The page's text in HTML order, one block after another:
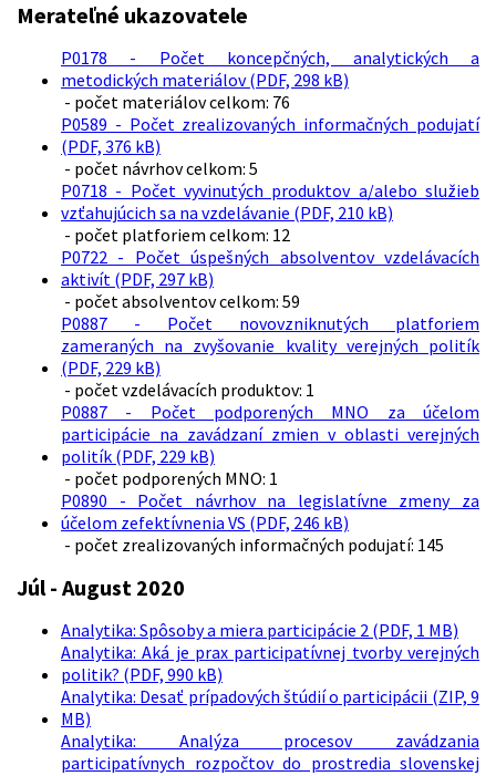
Merateľné ukazovatele
P0178 - Počet koncepčných, analytických a
metodických materiálov (PDF, 298 kB)
- počet materiálov celkom: 76
P0589 - Počet zrealizovaných informačných podujatí
(PDF, 376 kB)
- počet návrhov celkom: 5
P0718 - Počet vyvinutých produktov a/alebo služieb
vzťahujúcich sa na vzdelávanie (PDF, 210 kB)
- počet platforiem celkom: 12
P0722 - Počet úspešných absolventov vzdelávacích
aktivít (PDF, 297 kB)
- počet absolventov celkom: 59
P0887 - Počet novovzniknutých platforiem
zameraných na zvyšovanie kvality verejných politík
(PDF, 229 kB)
- počet vzdelávacích produktov: 1
P0887 - Počet podporených MNO za účelom
participácie na zavádzaní zmien v oblasti verejných
politík (PDF, 229 kB)
- počet podporených MNO: 1
P0890 - Počet návrhov na legislatívne zmeny za
účelom zefektívnenia VS (PDF, 246 kB)
- počet zrealizovaných informačných podujatí: 145
Júl - August 2020
Analytika: Spôsoby a miera participácie 2 (PDF, 1 MB)
Analytika: Aká je prax participatívnej tvorby verejných
politik? (PDF, 990 kB)
Analytika: Desať prípadových štúdií o participácii (ZIP, 9
MB)
Analytika: Analýza procesov zavádzania
participatívnych rozpočtov do prostredia slovenskej